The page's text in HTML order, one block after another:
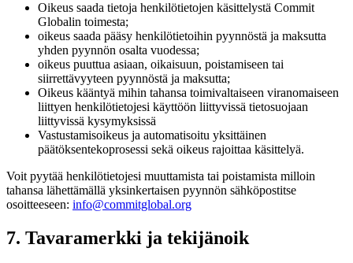
Oikeus saada tietoja henkilötietojen käsittelystä Commit
Globalin toimesta;
oikeus saada pääsy henkilötietoihin pyynnöstä ja maksutta
yhden pyynnön osalta vuodessa;
oikeus puuttua asiaan, oikaisuun, poistamiseen tai
siirrettävyyteen pyynnöstä ja maksutta;
Oikeus kääntyä mihin tahansa toimivaltaiseen viranomaiseen
liittyen henkilötietojesi käyttöön liittyvissä tietosuojaan
liittyvissä kysymyksissä
Vastustamisoikeus ja automatisoitu yksittäinen
päätöksentekoprosessi sekä oikeus rajoittaa käsittelyä.
Voit pyytää henkilötietojesi muuttamista tai poistamista milloin
tahansa lähettämällä yksinkertaisen pyynnön sähköpostitse
osoitteeseen: info@commitglobal.org
7. Tavaramerkki ja tekijänoik